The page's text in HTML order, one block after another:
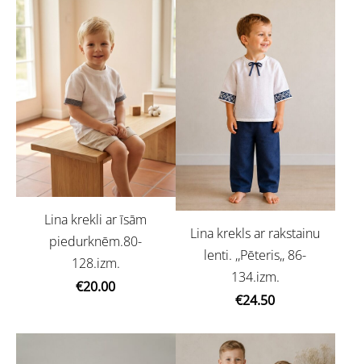
Lina krekli ar īsām
piedurknēm.80-
128.izm.
€20.00
Lina krekls ar rakstainu
lenti. ,,Pēteris,, 86-
134.izm.
€24.50